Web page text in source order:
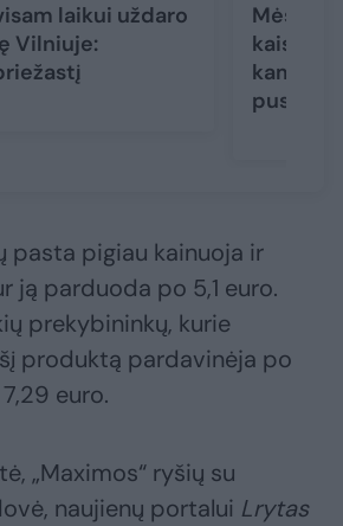
laikui uždaro
Vilniuje:
kaista
kam
pusmetį
pasta pigiau kainuoja ir
ją parduoda po 5,1 euro.
prekybininkų, kurie
produktą pardavinėja po
euro.
„Maximos“ ryšių su
naujienų portalui Lrytas